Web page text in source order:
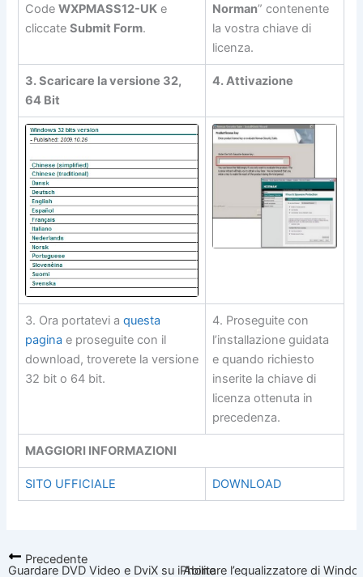
CodeWXPMASS12-UK e
cliccateSubmit Form.
Norman” contenente
la vostra chiave di
licenza.
3. Scaricare la versione 32,
64 Bit
4. Attivazione
3. Ora portatevi aquesta
pagina e proseguite con il
download, troverete la versione
32 bit o 64 bit.
4. Proseguite con
l’installazione guidata
e quando richiesto
inserite la chiave di
licenza ottenuta in
precedenza.
MAGGIORI INFORMAZIONI
SITO UFFICIALE DOWNLOAD
Precedente
Guardare DVD Video e DviX su iPhoneAbilitare l’equalizzatore di